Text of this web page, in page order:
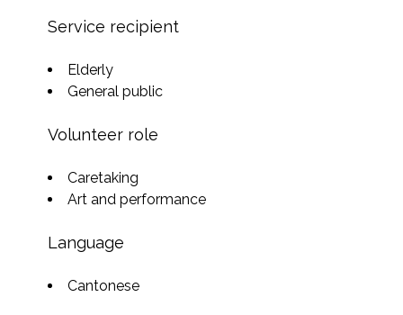
Service recipient
Elderly
General public
Volunteer role
Caretaking
Art and performance
Language
Cantonese